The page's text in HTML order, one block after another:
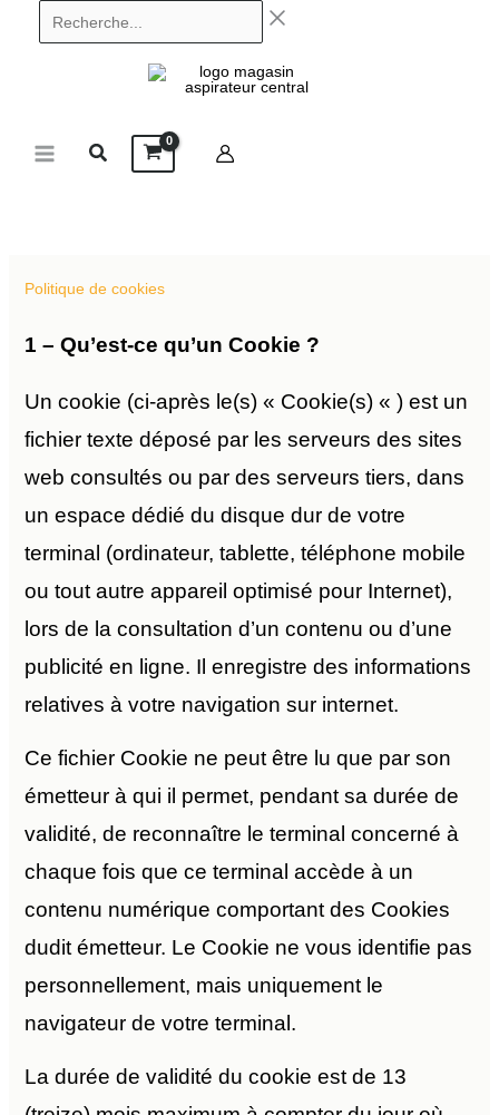
Recherche...
Politique de cookies
1 – Qu’est-ce qu’un Cookie ?
Un cookie (ci-après le(s) « Cookie(s) « ) est un
fichier texte déposé par les serveurs des sites
web consultés ou par des serveurs tiers, dans
un espace dédié du disque dur de votre
terminal (ordinateur, tablette, téléphone mobile
ou tout autre appareil optimisé pour Internet),
lors de la consultation d’un contenu ou d’une
publicité en ligne. Il enregistre des informations
relatives à votre navigation sur internet.
Ce fichier Cookie ne peut être lu que par son
émetteur à qui il permet, pendant sa durée de
validité, de reconnaître le terminal concerné à
chaque fois que ce terminal accède à un
contenu numérique comportant des Cookies
dudit émetteur. Le Cookie ne vous identifie pas
personnellement, mais uniquement le
navigateur de votre terminal.
La durée de validité du cookie est de 13